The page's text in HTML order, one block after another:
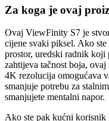
Za koga je ovaj
Ovaj ViewFinity S7 je
cijene svaki piksel. Ako
prostor, uredski radnik
zahtijeva tačnost boja,
4K rezolucija omogućava
smanjuje potrebu za
smanjujete mentalni napor.
Ako ste pak kućni